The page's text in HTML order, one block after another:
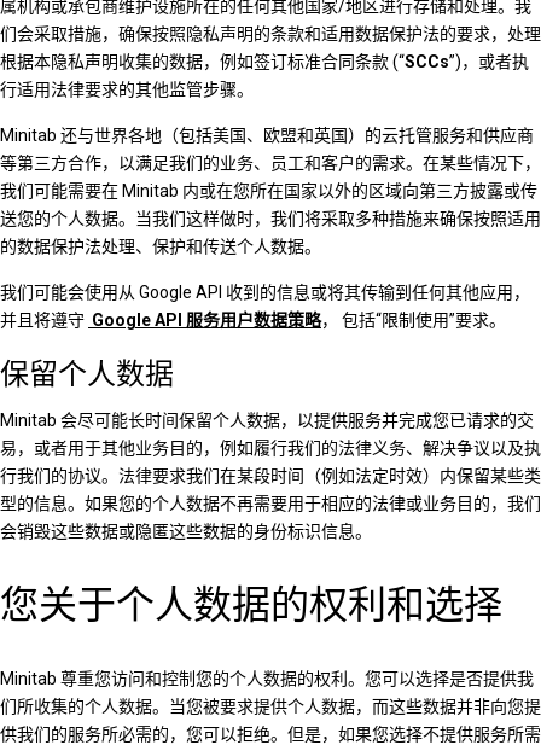
属机构或承包商维护设施所在的任何其他国家/地区进行存储和处理。我
们会采取措施，确保按照隐私声明的条款和适用数据保护法的要求，处理
根据本隐私声明收集的数据，例如签订标准合同条款 (“SCCs”)，或者执
行适用法律要求的其他监管步骤。
Minitab 还与世界各地（包括美国、欧盟和英国）的云托管服务和供应商
等第三方合作，以满足我们的业务、员工和客户的需求。在某些情况下，
我们可能需要在 Minitab 内或在您所在国家以外的区域向第三方披露或传
送您的个人数据。当我们这样做时，我们将采取多种措施来确保按照适用
的数据保护法处理、保护和传送个人数据。
我们可能会使用从 Google API 收到的信息或将其传输到任何其他应用，
并且将遵守 Google API 服务用户数据策略， 包括“限制使用”要求。
保留个人数据
Minitab 会尽可能长时间保留个人数据，以提供服务并完成您已请求的交
易，或者用于其他业务目的，例如履行我们的法律义务、解决争议以及执
行我们的协议。法律要求我们在某段时间（例如法定时效）内保留某些类
型的信息。如果您的个人数据不再需要用于相应的法律或业务目的，我们
会销毁这些数据或隐匿这些数据的身份标识信息。
您关于个人数据的权利和选择
Minitab 尊重您访问和控制您的个人数据的权利。您可以选择是否提供我
们所收集的个人数据。当您被要求提供个人数据，而这些数据并非向您提
供我们的服务所必需的，您可以拒绝。但是，如果您选择不提供服务所需